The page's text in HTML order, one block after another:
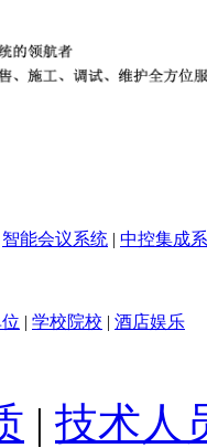
智能会议系统 | 中控集成
| 学校院校 | 酒店娱乐
| 技术人